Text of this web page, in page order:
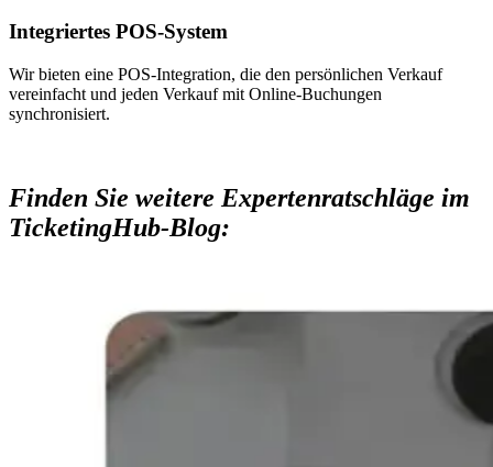
Integriertes POS-System
Wir bieten eine POS-Integration, die den persönlichen Verkauf
vereinfacht und jeden Verkauf mit Online-Buchungen
synchronisiert.
Finden Sie weitere Expertenratschläge im
TicketingHub-Blog: